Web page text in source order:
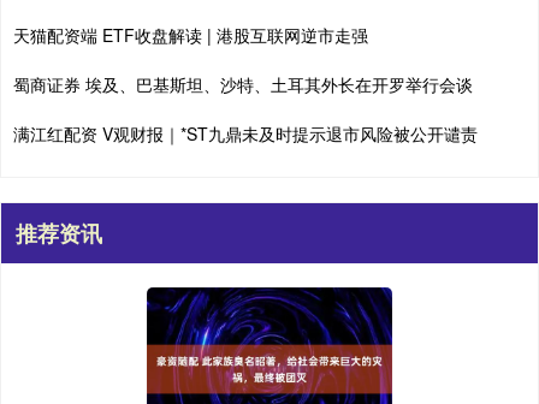
天猫配资端 ETF收盘解读 | 港股互联网逆市走强
蜀商证券 埃及、巴基斯坦、沙特、土耳其外长在开罗举行会谈
满江红配资 V观财报｜*ST九鼎未及时提示退市风险被公开谴责
推荐资讯